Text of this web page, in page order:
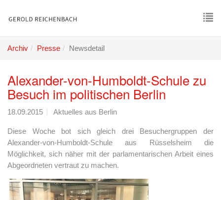
Archiv Presse Newsdetail
Alexander-von-Humboldt-Schule zu
Besuch im politischen Berlin
18.09.2015 Aktuelles aus Berlin
Diese Woche bot sich gleich drei Besuchergruppen der
Alexander-von-Humboldt-Schule aus Rüsselsheim die
Möglichkeit, sich näher mit der parlamentarischen Arbeit eines
Abgeordneten vertraut zu machen.